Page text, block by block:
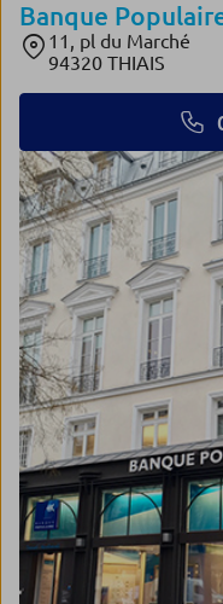
Banque
11, pl du Marché
94320 THIAIS